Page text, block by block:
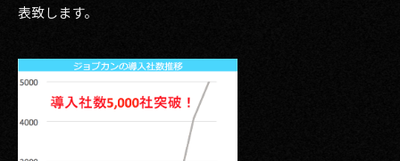
タテドラ
その他事業
表致します。